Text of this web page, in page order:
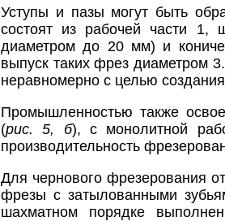
Уступы и пазы могут быть
состоят из рабочей части 1,
диаметром до 20 мм) и
выпуск таких фрез диаметром
неравномерно с целью
Промышленностью также
(рис. 5, б), с монолитной
производительность
Для чернового фрезерования
фрезы с затылованными
шахматном порядке